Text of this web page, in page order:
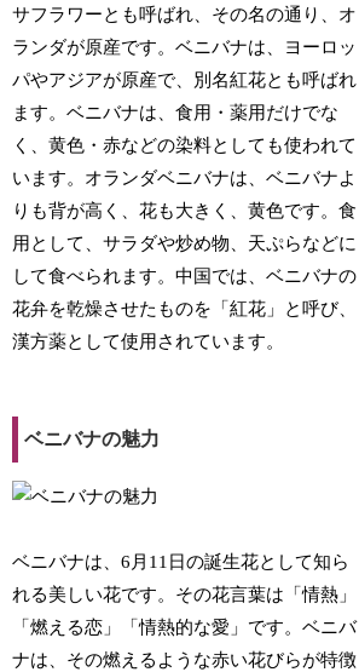
サフラワーとも呼ばれ、その名の通り、オ
ランダが原産です。ベニバナは、ヨーロッ
パやアジアが原産で、別名紅花とも呼ばれ
ます。ベニバナは、食用・薬用だけでな
く、黄色・赤などの染料としても使われて
います。オランダベニバナは、ベニバナよ
りも背が高く、花も大きく、黄色です。食
用として、サラダや炒め物、天ぷらなどに
して食べられます。中国では、ベニバナの
花弁を乾燥させたものを「紅花」と呼び、
漢方薬として使用されています。
ベニバナの魅力
ベニバナは、6月11日の誕生花として知ら
れる美しい花です。その花言葉は「情熱」
「燃える恋」「情熱的な愛」です。ベニバ
ナは、その燃えるような赤い花びらが特徴